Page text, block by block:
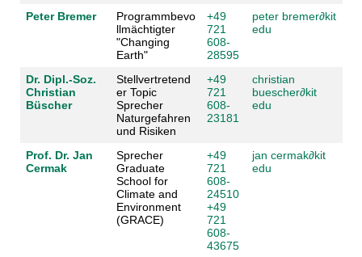
Peter Bremer
Programmbevo
llmächtigter
"Changing
Earth"
+49
721
608-
28595
peter bremer∂kit
edu
Dr. Dipl.-Soz.
Christian
Büscher
Stellvertretend
er Topic
Sprecher
Naturgefahren
und Risiken
+49
721
608-
23181
christian
buescher∂kit
edu
Prof. Dr. Jan
Cermak
Sprecher
Graduate
School for
Climate and
Environment
(GRACE)
+49
721
608-
24510
+49
721
608-
43675
jan cermak∂kit
edu